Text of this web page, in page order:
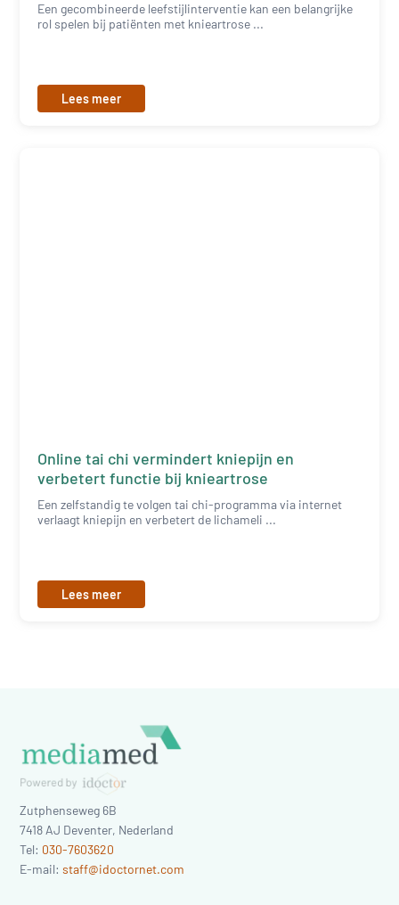
Een gecombineerde leefstijlinterventie kan een belangrijke
rol spelen bij patiënten met knieartrose ...
Lees meer
Online tai chi vermindert kniepijn en
verbetert functie bij knieartrose
Een zelfstandig te volgen tai chi-programma via internet
verlaagt kniepijn en verbetert de lichameli ...
Lees meer
Zutphenseweg 6B
7418 AJ Deventer, Nederland
Tel: 030-7603620
E-mail:staff@idoctornet.com